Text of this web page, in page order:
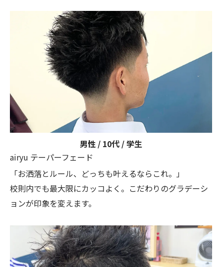
男性 / 10代 / 学生
airyu テーパーフェード
「お洒落とルール、どっちも叶えるならこれ。」
校則内でも最大限にカッコよく。こだわりのグラデーシ
ョンが印象を変えます。